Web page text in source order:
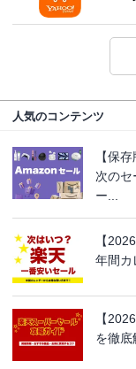
人気のコンテンツ
【保
次のセ
ー...
【
年間カ
【
を徹底